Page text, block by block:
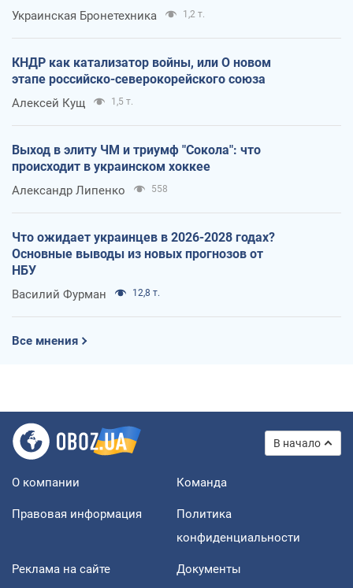
Украинская Бронетехника 1,2 т.
КНДР как катализатор войны, или О новом
этапе российско-северокорейского союза
Алексей Кущ 1,5 т.
Выход в элиту ЧМ и триумф "Сокола": что
происходит в украинском хоккее
Александр Липенко 558
Что ожидает украинцев в 2026-2028 годах?
Основные выводы из новых прогнозов от
НБУ
Василий Фурман 12,8 т.
Все мнения
В начало
О компании Команда
Правовая информация
Политика
конфиденциальности
Реклама на сайте Документы